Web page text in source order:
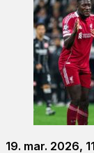
19. mar. 2026,